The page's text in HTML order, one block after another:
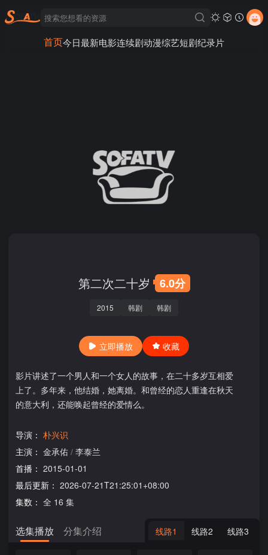
首页今日最新电影连续剧动漫综艺短剧纪录片
第二次二十岁 6.0分
2015 韩剧 韩剧
立即播放 收藏
影片讲述了一个男人和一个女人的故事，在二十多岁互相爱
上了。多年来，他结婚，她离婚。和曾经的恋人重逢在秋天
的意大利，还能唤起曾经的爱情么。
导演： 朴兴识
主演： 金承佑 / 李泰兰
首播： 2015-01-01
最后更新： 2026-07-21T21:25:01+08:00
集数： 全 16 集
选集播放 分集介绍 线路1 线路2 线路3